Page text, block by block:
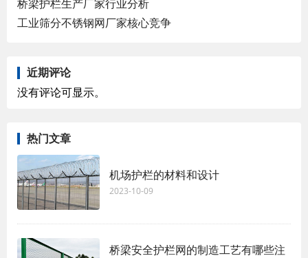
桥梁护栏生产厂家行业分析
工业筛分不锈钢网厂家核心竞争
近期评论
没有评论可显示。
热门文章
机场护栏的材料和设计
2023-10-09
桥梁安全护栏网的制造工艺有哪些注